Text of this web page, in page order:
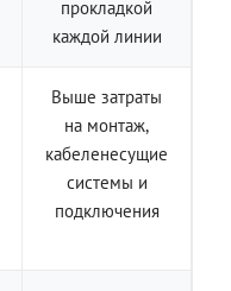
прокладкой
каждой линии
Выше затраты
на монтаж,
кабеленесущие
системы и
подключения